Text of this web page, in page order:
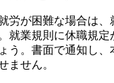
労が困難な場合は
就業規則に休職規定
う。書面で通知し、
ません。